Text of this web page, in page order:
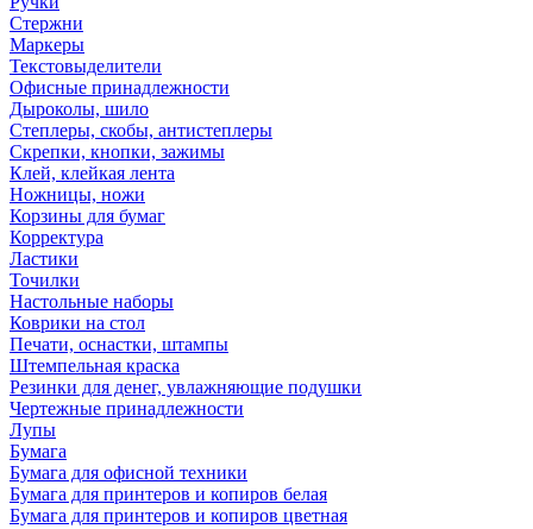
Стержни
Маркеры
Текстовыделители
Офисные принадлежности
Дыроколы, шило
Степлеры, скобы, антистеплеры
Скрепки, кнопки, зажимы
Клей, клейкая лента
Ножницы, ножи
Корзины для бумаг
Корректура
Ластики
Точилки
Настольные наборы
Коврики на стол
Печати, оснастки, штампы
Штемпельная краска
Резинки для денег, увлажняющие подушки
Чертежные принадлежности
Лупы
Бумага
Бумага для офисной техники
Бумага для принтеров и копиров белая
Бумага для принтеров и копиров цветная